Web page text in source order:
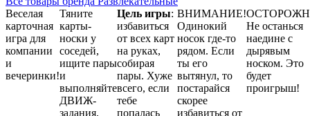
Веселая
карточная
игра для
компании
и
вечеринки!
Тяните
карты-
носки у
соседей,
ищите пары
и
выполняйте
ДВИЖ-
задания.
Цель игры:
избавиться
от всех карт
на руках,
собирая
пары. Хуже
всего, если
тебе
попалась
ВНИМАНИЕ!
Одинокий
носок где-то
рядом. Если
ты его
вытянул, то
постарайся
скорее
избавиться от
Не останься
наедине с
дырявым
носком. Это
будет
проигрыш!